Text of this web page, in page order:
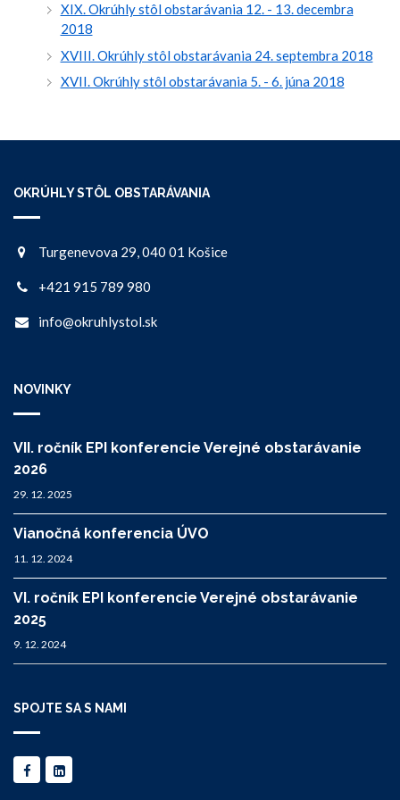
XIX. Okrúhly stôl obstarávania 12. - 13. decembra
2018
XVIII. Okrúhly stôl obstarávania 24. septembra 2018
XVII. Okrúhly stôl obstarávania 5. - 6. júna 2018
OKRÚHLY STÔL OBSTARÁVANIA
Turgenevova 29, 040 01 Košice
+421 915 789 980
info@okruhlystol.sk
NOVINKY
VII. ročník EPI konferencie Verejné obstarávanie
2026
29. 12. 2025
Vianočná konferencia ÚVO
11. 12. 2024
VI. ročník EPI konferencie Verejné obstarávanie
2025
9. 12. 2024
SPOJTE SA S NAMI